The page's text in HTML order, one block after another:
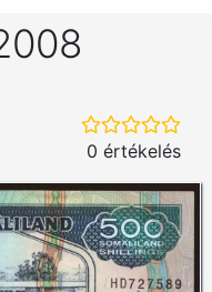
0 értékelés